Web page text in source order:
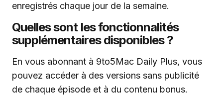
enregistrés chaque jour de la semaine.
Quelles sont les fonctionnalités
supplémentaires disponibles ?
En vous abonnant à 9to5Mac Daily Plus, vous
pouvez accéder à des versions sans publicité
de chaque épisode et à du contenu bonus.